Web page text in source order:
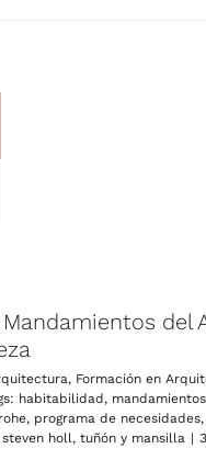
Mandamientos del
, Formación en
habitabilidad,
, programa de necesidades,
steven holl, tuñón y mansilla |